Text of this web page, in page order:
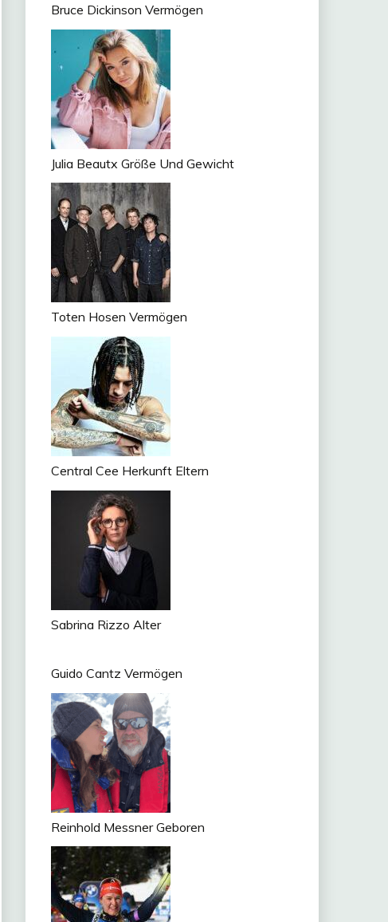
Bruce Dickinson Vermögen
Julia Beautx Größe Und Gewicht
Toten Hosen Vermögen
Central Cee Herkunft Eltern
Sabrina Rizzo Alter
Guido Cantz Vermögen
Reinhold Messner Geboren